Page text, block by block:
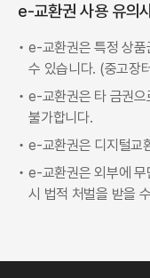
e-교환권 사용 유의
• e-교환권은 특정 상품
수 있습니다. (중고장
• e-교환권은 타 금권으
불가합니다.
• e-교환권은 디지털교
• e-교환권은 외부에 무
시 법적 처벌을 받을